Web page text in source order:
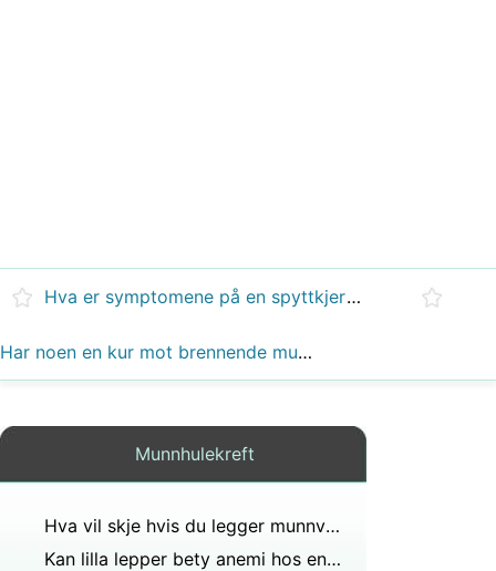
Hva er symptomene på en spyttkjertelsvulst?
Har noen en kur mot brennende munn syndrom?
Munnhulekreft
Hva vil skje hvis du legger munnvann i håret?
Kan lilla lepper bety anemi hos en ung tenåring?